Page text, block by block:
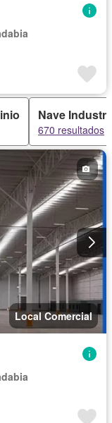
Nave
670 resultados
Local Comercial